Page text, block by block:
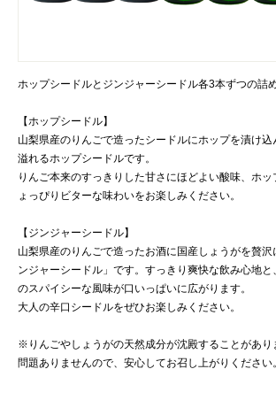
ホップシードルとジンジャーシードル各3本ずつの詰
【ホップシードル】
山梨県産のりんごで造ったシードルにホップを漬け込
溢れるホップシードルです。
りんご本来のすっきりした甘さにほどよい酸味、ホ
ょっぴりビターな味わいをお楽しみください。
【ジンジャーシードル】
山梨県産のりんごで造ったお酒に国産しょうがを贅
ンジャーシードル」です。すっきり爽快な飲み心地
のスパイシーな風味が口いっぱいに広がります。
大人の辛口シードルをぜひお楽しみください。
※りんごやしょうがの天然成分が沈殿することがあり
問題ありませんので、安心してお召し上がりください。